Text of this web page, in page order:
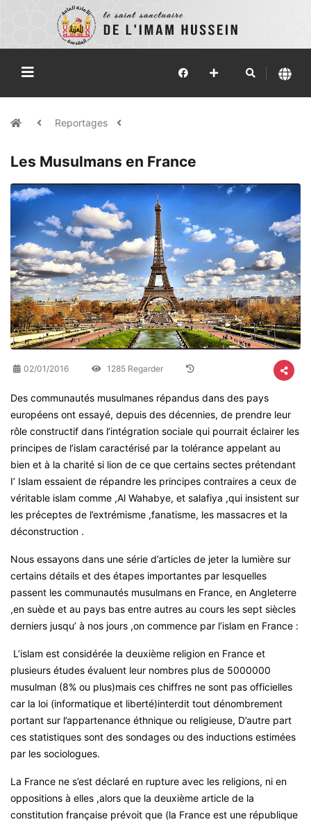
Reportages
Les Musulmans en France
02/01/2016 1285 Regarder
Des communautés musulmanes répandus dans des pays
européens ont essayé, depuis des décennies, de prendre leur
rôle constructif dans l’intégration sociale qui pourrait éclairer les
principes de l’islam caractérisé par la tolérance appelant au
bien et à la charité si lion de ce que certains sectes prétendant
I’ Islam essaient de répandre les principes contraires a ceux de
véritable islam comme ,Al Wahabye, et salafiya ,qui insistent sur
les préceptes de l’extrémisme ,fanatisme, les massacres et la
déconstruction .
Nous essayons dans une série d’articles de jeter la lumière sur
certains détails et des étapes importantes par lesquelles
passent les communautés musulmans en France, en Angleterre
,en suède et au pays bas entre autres au cours les sept siècles
derniers jusqu’ à nos jours ,on commence par l’islam en France :
L’islam est considérée la deuxième religion en France et
plusieurs études évaluent leur nombres plus de 5000000
musulman (8% ou plus)mais ces chiffres ne sont pas officielles
car la loi (informatique et liberté)interdit tout dénombrement
portant sur l’appartenance éthnique ou religieuse, D’autre part
ces statistiques sont des sondages ou des inductions estimées
par les sociologues.
La France ne s’est déclaré en rupture avec les religions, ni en
oppositions à elles ,alors que la deuxième article de la
constitution française prévoit que (la France est une république